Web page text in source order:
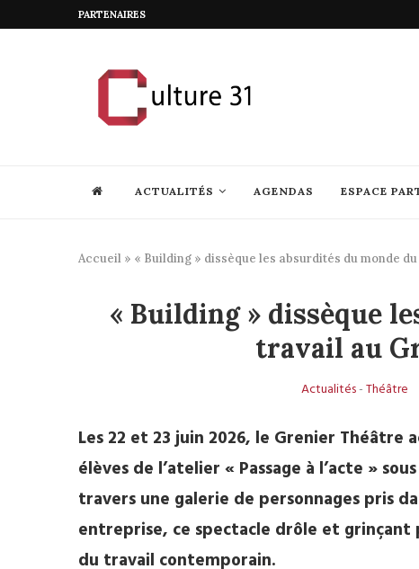
PARTENAIRES
ACTUALITÉS AGENDAS ESPACE
Accueil » « Building » dissèque les absurdités du monde
« Building » dissèque
travail au
Actualités-Théâtre
Les 22 et 23 juin 2026, le Grenier Théâtre
élèves de l’atelier « Passage à l’acte »
travers une galerie de personnages pris
entreprise, ce spectacle drôle et grinçant
du travail contemporain.